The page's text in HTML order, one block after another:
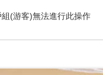
(游客)無法進行此操作